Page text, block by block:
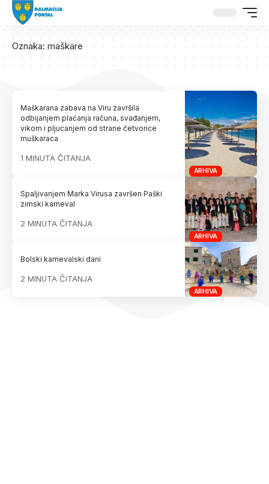
Oznaka: maškare
ARHIVA
Maškarana zabava na Viru završila
odbijanjem plaćanja računa, svađanjem,
vikom i pljucanjem od strane četvorice
muškaraca
1 MINUTA ČITANJA
ARHIVA
Spaljivanjem Marka Virusa završen Paški
zimski karneval
2 MINUTA ČITANJA
ARHIVA
Bolski karnevalski dani
2 MINUTA ČITANJA